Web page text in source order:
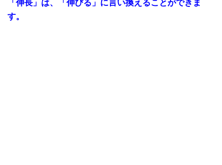
「伸長」は、「伸びる」に言い換えることができま
す。